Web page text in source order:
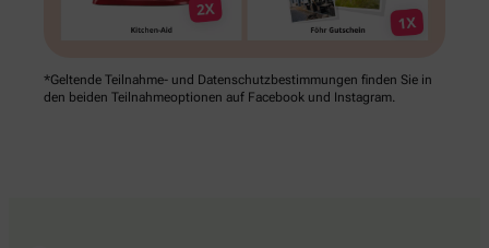
*Geltende Teilnahme- und Datenschutz­bestimmungen finden Sie in
den beiden Teilnahme­optionen auf Facebook und Instagram.